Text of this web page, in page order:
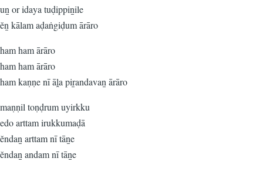
uṉ or idaya tuḍippiṉile
ĕṉ kālam aḍaṅgiḍum ārāro
ham ham ārāro
ham ham ārāro
ham kaṇṇe nī āḽa piṟandavaṉ ārāro
maṇṇil toṇḍrum uyirkku
edo arttam irukkumaḍā
ĕndaṉ arttam nī tāṉe
ĕndaṉ andam nī tāṉe